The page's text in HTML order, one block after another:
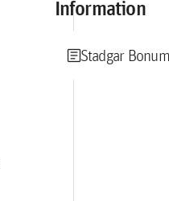
Information
articleStadgar